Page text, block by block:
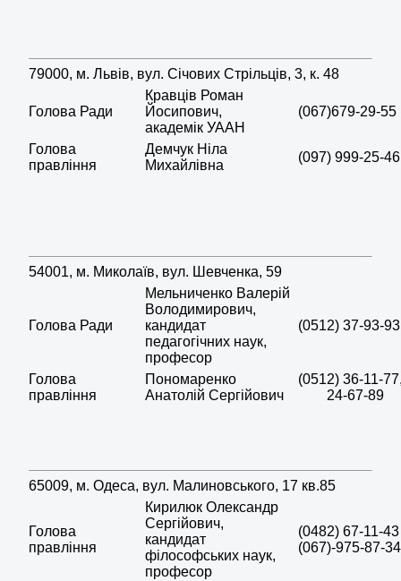
79000, м. Львів, вул. Січових Стрільців, 3, к. 48
Голова Ради
Кравців Роман
Йосипович,
академік УААН
(067)679-29-55
Голова
правління
Демчук Ніла
Михайлівна
(097) 999-25-46
54001, м. Миколаїв, вул. Шевченка, 59
Голова Ради
Мельниченко Валерій
Володимирович,
кандидат
педагогічних наук,
професор
(0512) 37-93-93
Голова
правління
Пономаренко
Анатолій Сергійович
(0512) 36-11-
24-67-89
65009, м. Одеса, вул. Малиновського, 17 кв.85
Голова
правління
Кирилюк Олександр
Сергійович,
кандидат
філософських наук,
професор
(0482) 67-11-
(067)-975-87-34